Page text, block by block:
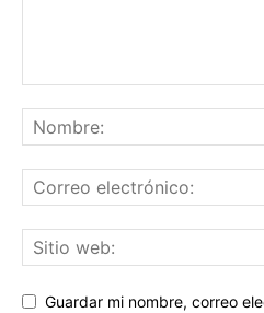
Guardar mi nombre, correo